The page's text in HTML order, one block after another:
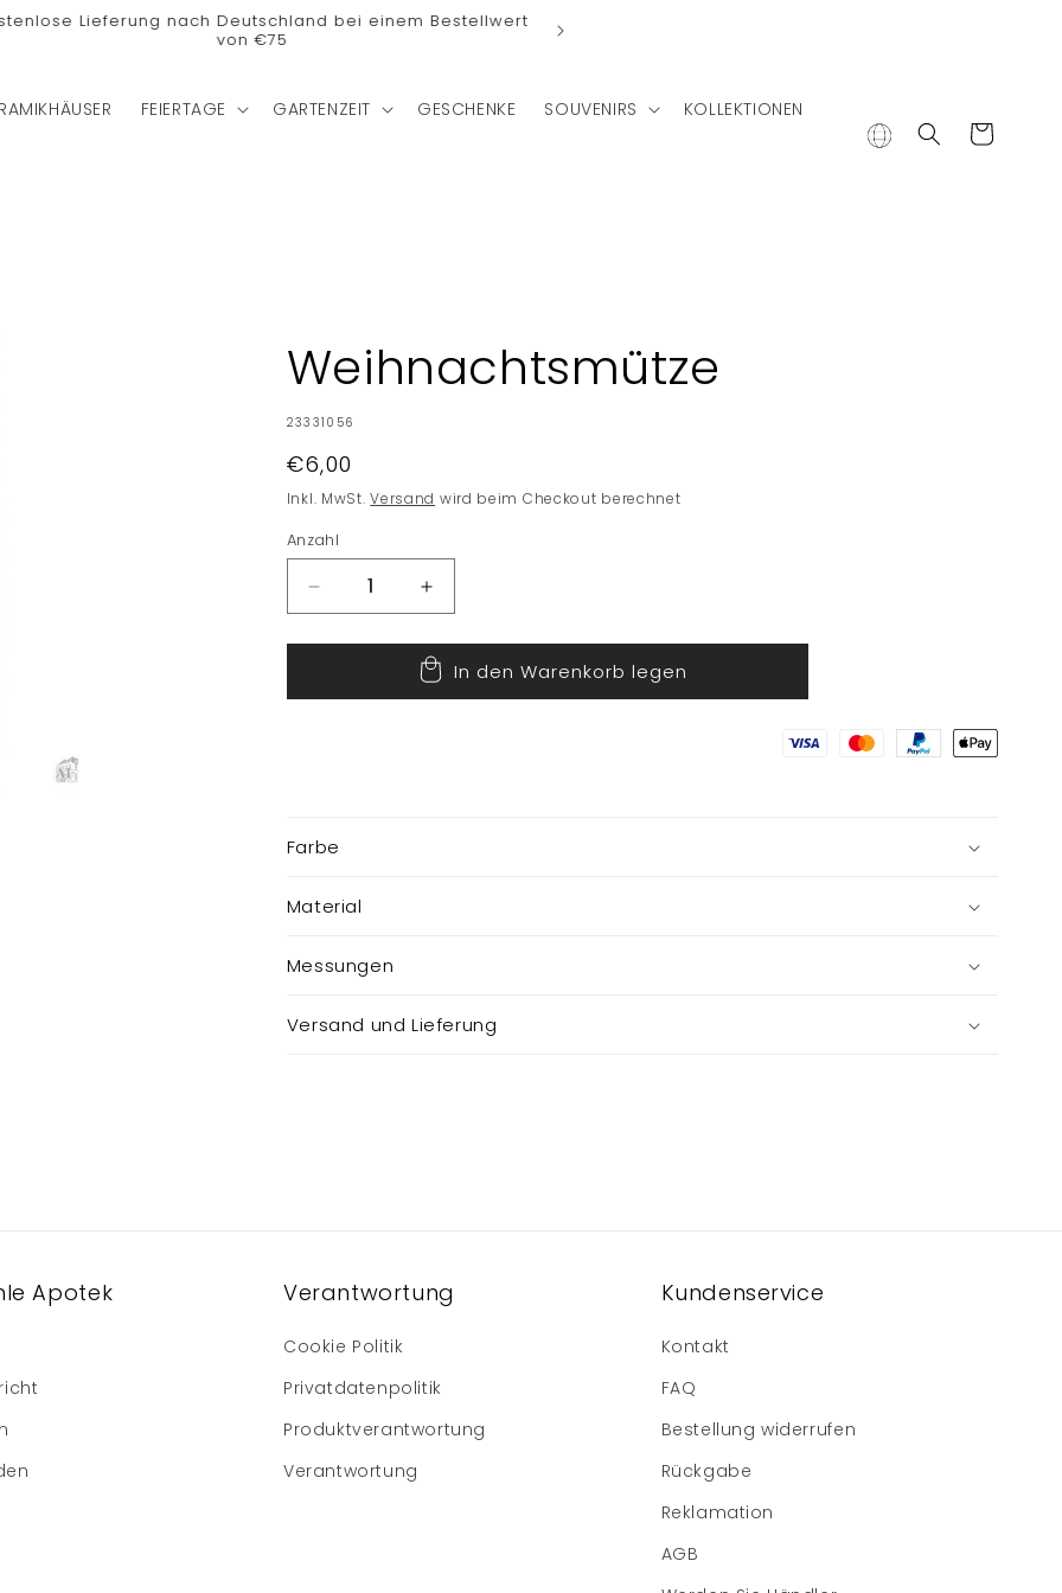
Lieferung nach Deutschland bei einem Bestellwert
von €75
FEIERTAGE GARTENZEIT GESCHENKE SOUVENIRS KOLLEKTIONEN
Warenkorb
Weihnachtsmütze
SKU:
23331056
Normaler
Preis
€6,00
Inkl. MwSt.Versand wird beim Checkout berechnet
Anzahl
Verringere
die
Menge
Weihnachtsmütze
Erhöhe
die
Menge
für
Weihnachtsmütze
In den Warenkorb legen
Farbe
Material
Messungen
Versand und Lieferung
Apotek Verantwortung
Cookie Politik
Privatdatenpolitik
Produktverantwortung
Verantwortung
Kundenservice
Kontakt
FAQ
Bestellung widerrufen
Rückgabe
Reklamation
AGB